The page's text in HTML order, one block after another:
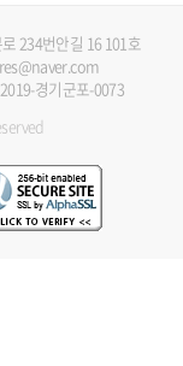
234번안길 16 101호
경기군포-0073